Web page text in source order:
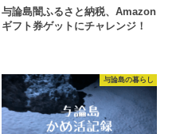
与論島闇ふるさと納税、Amazon
ギフト券ゲットにチャレンジ！
与論島の暮らし